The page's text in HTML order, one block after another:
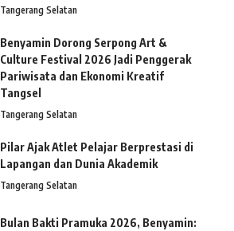
Tangerang Selatan
Benyamin Dorong Serpong Art &
Culture Festival 2026 Jadi Penggerak
Pariwisata dan Ekonomi Kreatif
Tangsel
Tangerang Selatan
Pilar Ajak Atlet Pelajar Berprestasi di
Lapangan dan Dunia Akademik
Tangerang Selatan
Bulan Bakti Pramuka 2026, Benyamin: